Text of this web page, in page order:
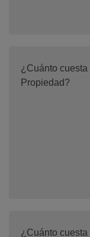
¿Cuánto
Propiedad?
¿Cuánto cuesta